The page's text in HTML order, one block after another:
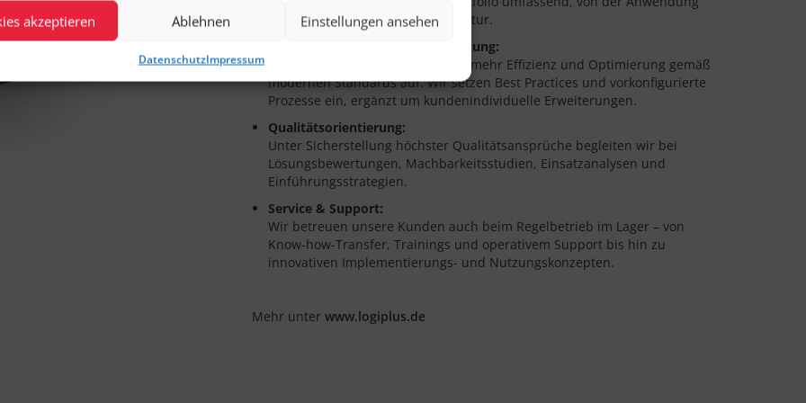
akzeptieren Ablehnen Einstellungen ansehen
DatenschutzImpressum
bis zur Architektur und Infrastruktur.
Hochwertige Beratung & Umsetzung:
Unsere Experten zeigen Wege zu mehr Effizienz und Optimierung gemäß
modernen Standards auf. Wir setzen Best Practices und vorkonfigurierte
Prozesse ein, ergänzt um kundenindividuelle Erweiterungen.
Qualitätsorientierung:
Unter Sicherstellung höchster Qualitätsansprüche begleiten wir bei
Lösungsbewertungen, Machbarkeitsstudien, Einsatzanalysen und
Einführungsstrategien.
Service & Support:
Wir betreuen unsere Kunden auch beim Regelbetrieb im Lager – von
Know-how-Transfer, Trainings und operativem Support bis hin zu
innovativen Implementierungs- und Nutzungskonzepten.
Mehr unter www.logiplus.de